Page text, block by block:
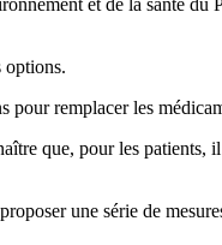
et de la santé
options.
remplacer les
que, pour les patients,
une série de